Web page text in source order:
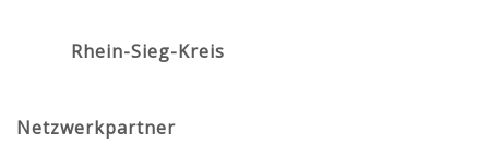
Rhein-Sieg-Kreis
Netzwerkpartner